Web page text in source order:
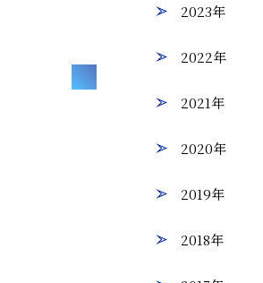
2023年
2022年
2021年
2020年
2019年
2018年